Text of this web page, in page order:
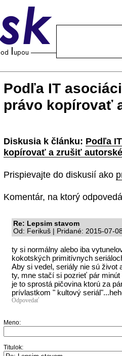
Podľa IT
právo kopírovať
Diskusia k článku: Podľa
kopírovať a zrušiť
Prispievajte do diskusií ako
Komentár, na ktorý
Re: Lepsim stavom
Od: Ferikuš | Pridané: 2015-07-
ty si normálny alebo iba
kokotských primitívnych
Aby si vedel, seriály nie sú život
ty, mne stačí si pozrieť pár
je to sprostá pičovina ktorú za
prívlastkom " kultový
Odpovedať
Meno:
Titulok: